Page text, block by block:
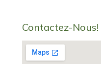
Contactez-Nous!